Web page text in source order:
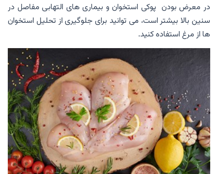
در معرض بودن پوکی استخوان و بیماری های التهابی مفاصل در
سنین بالا بیشتر است، می توانید برای جلوگیری از تحلیل استخوان
ها از مرغ استفاده کنید.